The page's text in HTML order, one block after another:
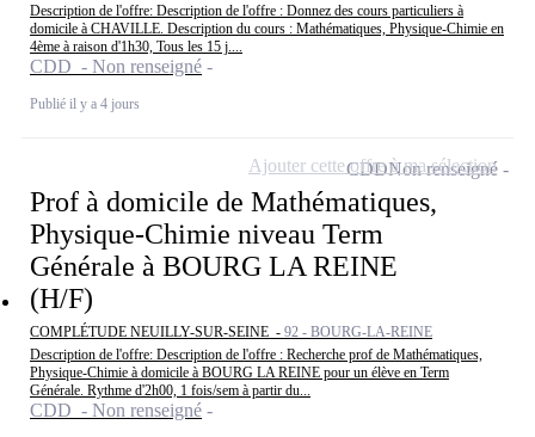
Description de l'offre: Description de l'offre : Donnez des cours particuliers à
domicile à CHAVILLE. Description du cours : Mathématiques, Physique-Chimie en
4ème à raison d'1h30, Tous les 15 j....
CDD - Non renseigné
Publié il y a 4 jours
Prof à domicile de Mathématiques,
Physique-Chimie niveau Term
Générale à BOURG LA REINE
(H/F)
COMPLÉTUDE NEUILLY-SUR-SEINE - 92 - BOURG-LA-REINE
Description de l'offre: Description de l'offre : Recherche prof de Mathématiques,
Physique-Chimie à domicile à BOURG LA REINE pour un élève en Term
Générale. Rythme d'2h00, 1 fois/sem à partir du...
CDD - Non renseigné
CDDNon renseigné
Ajouter cette offre à ma sélection